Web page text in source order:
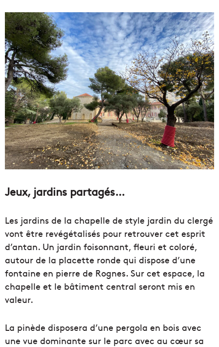
Jeux, jardins partagés…
Les jardins de la chapelle de style jardin du clergé
vont être revégétalisés pour retrouver cet esprit
d’antan. Un jardin foisonnant, fleuri et coloré,
autour de la placette ronde qui dispose d’une
fontaine en pierre de Rognes. Sur cet espace, la
chapelle et le bâtiment central seront mis en
valeur.
La pinède disposera d’une pergola en bois avec
une vue dominante sur le parc avec au cœur sa